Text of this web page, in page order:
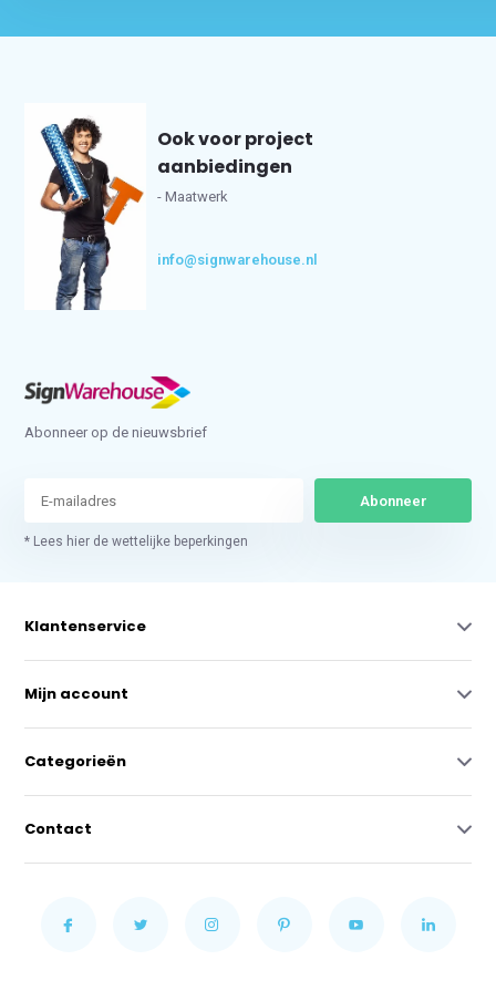
Ook voor project
aanbiedingen
- Maatwerk
info@signwarehouse.nl
Abonneer op de nieuwsbrief
Abonneer
* Lees hier de wettelijke beperkingen
Klantenservice
Mijn account
Categorieën
Contact